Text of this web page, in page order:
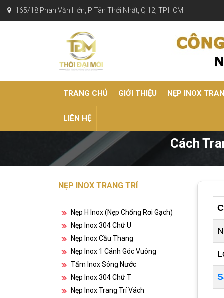
165/18 Phan Văn Hớn, P Tân Thới Nhất, Q 12, TP.HCM
TRANG CHỦ GIỚI THIỆU NẸP INOX
LIÊN HỆ
Cách
NẸP INOX TRANG TRÍ
Nẹp H Inox (nẹp Chống Rơi Gạch)
Nẹp Inox 304 Chữ U
Nẹp Inox Cầu Thang
Nẹp Inox 1 Cánh Góc Vuông
Tấm Inox Sóng Nước
Nẹp Inox 304 Chữ T
Nẹp Inox Trang Trí Vách